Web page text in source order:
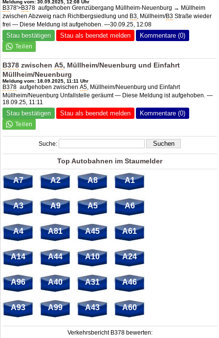
Meldung vom: 30.09.2025, 12:08 Uhr
B378'>B378 aufgehoben Grenzübergang Müllheim-Neuenburg → Müllheim
zwischen Abzweig nach Richtbergsiedlung und B3, Müllheim/B3 Straße wieder
frei — Diese Meldung ist aufgehoben. —30.09.25, 12:08
Stau bestätigen Stau als beendet melden Kommentare (0)
B378 zwischenA5, Müllheim/Neuenburg und Einfahrt
Müllheim/Neuenburg
Meldung vom: 18.09.2025, 11:11 Uhr
B378 aufgehoben zwischenA5, Müllheim/Neuenburg und Einfahrt
Müllheim/Neuenburg Unfallstelle geräumt — Diese Meldung ist aufgehoben. —
18.09.25, 11:11
Stau bestätigen Stau als beendet melden Kommentare (0)
Suche:
Top Autobahnen im Staumelder
A7 A2 A8 A1
A3 A9 A5 A6
A4 A81 A45 A61
A14 A44 A10 A24
A96 A40 A31 A46
A93 A99 A43 A60
Verkehrsbericht B378 bewerten: